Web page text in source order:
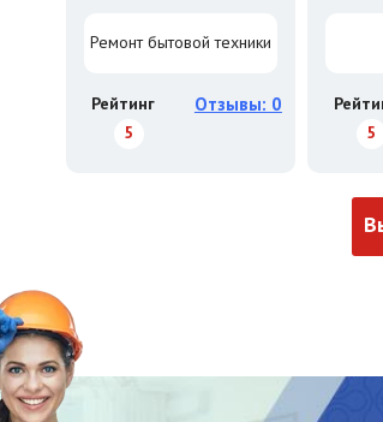
Ремонт бытовой техники
Рейтинг
5
Отзывы: 0
5